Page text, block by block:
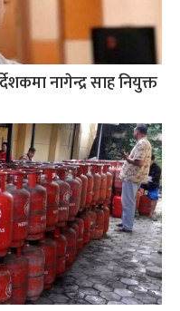
नागेन्द्र साह नियुक्त